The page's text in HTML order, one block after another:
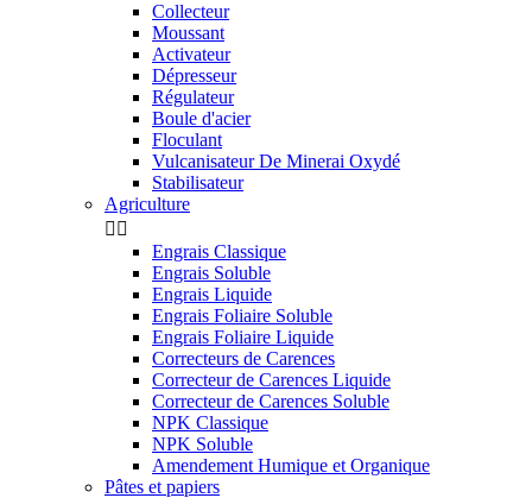
Collecteur
Moussant
Activateur
Dépresseur
Régulateur
Boule d'acier
Floculant
Vulcanisateur De Minerai Oxydé
Stabilisateur
Agriculture
 
Engrais Classique
Engrais Soluble
Engrais Liquide
Engrais Foliaire Soluble
Engrais Foliaire Liquide
Correcteurs de Carences
Correcteur de Carences Liquide
Correcteur de Carences Soluble
NPK Classique
NPK Soluble
Amendement Humique et Organique
Pâtes et papiers